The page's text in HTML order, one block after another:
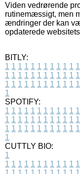
Viden vedrørende
rutinemæssigt, men
ændringer der kan
opdaterede
BITLY:
1 1 1 1 1 1 1 1 1 1 1 1
1 1 1 1 1 1 1 1 1 1 1 1
1 1 1 1 1 1 1 1 1 1 1 1
1
SPOTIFY:
1 1 1 1 1 1 1 1 1 1 1 1
1 1 1 1 1 1 1 1 1 1 1 1
1 1 1 1 1 1 1 1 1 1 1 1
1
CUTTLY BIO:
1
1 1 1 1 1 1 1 1 1 1 1 1